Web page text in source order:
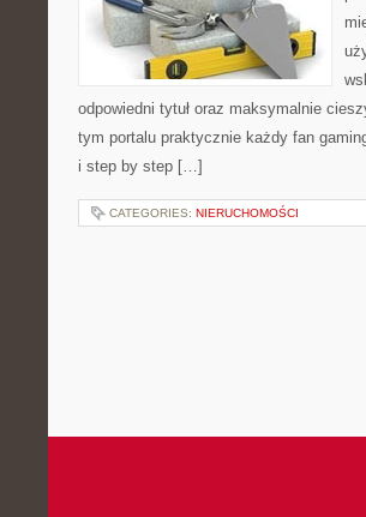
odpowiedni tytuł oraz maksymalnie
tym portalu praktycznie każdy fan
i step by step […]
CATEGORIES: NIERUCHOMOŚCI